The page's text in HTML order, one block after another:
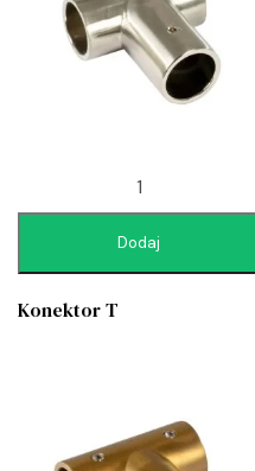
Dodaj
Konektor T